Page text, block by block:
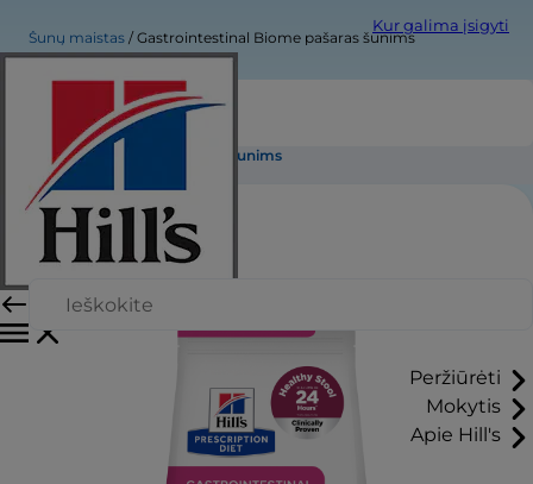
Kur galima įsigyti
Peržiūrėti
Mokytis
Apie Hill's
Šunų maistas Gastrointestinal Biome pašaras šunims
Gastrointestinal Biome pašaras šunims